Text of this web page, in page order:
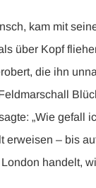
kam mit
über Kopf
die ihn
„Wie gefall
erweisen – bis
handelt,